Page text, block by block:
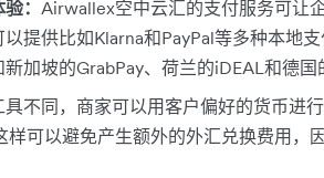
： Airwallex空中云汇的支付服务可让
提供比如Klarna和PayPal等多种本地
加坡的GrabPay、荷兰的iDEAL和德国
具不同，商家可以用客户偏好的货币进
可以避免产生额外的外汇兑换费用，